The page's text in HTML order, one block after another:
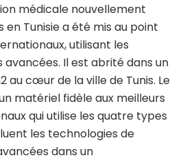
médicale nouvellement
Tunisie a été mis au point
utilisant les
avancées. Il est abrité dans un
au cœur de la ville de Tunis. Le
matériel fidèle aux meilleurs
qui utilise les quatre types
les technologies de
dans un